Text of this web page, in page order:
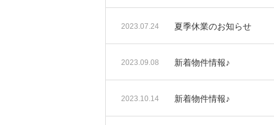
2023.07.24 夏季休業のお知らせ
2023.09.08 新着物件情報♪
2023.10.14 新着物件情報♪